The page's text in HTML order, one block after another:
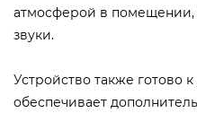
атмосферой в помещении,
звуки.
Устройство также готово
обеспечивает